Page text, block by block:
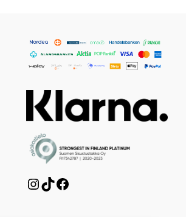
Instagram
TikTok